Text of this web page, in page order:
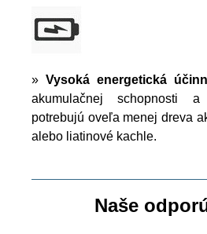
» Vysoká energetická
akumulačnej schopnosti
potrebujú oveľa menej dreva
alebo liatinové kachle.
Naše